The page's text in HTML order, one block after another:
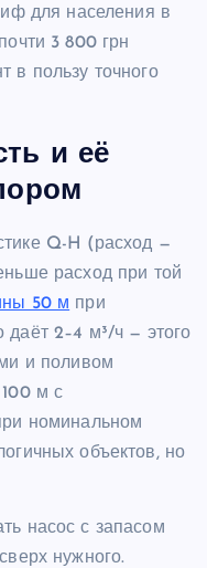
для населения в
3 800 грн
в пользу точного
и её
Q-H (расход —
расход при той
50 м при
2–4 м³/ч — этого
и поливом
м с
номинальном
объектов, но
насос с запасом
нужного.